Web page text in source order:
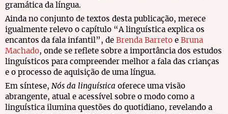
gramática da língua.
Ainda no conjunto de textos desta publicação, merece
igualmente relevo o capítulo “A linguística explica os
encantos da fala infantil”, de Brenda Barreto e Bruna
Machado, onde se reflete sobre a importância dos estudos
linguísticos para compreender melhor a fala das crianças
e o processo de aquisição de uma língua.
Em síntese, Nós da linguística oferece uma visão
abrangente, atual e acessível sobre o modo como a
linguística ilumina questões do quotidiano, revelando a